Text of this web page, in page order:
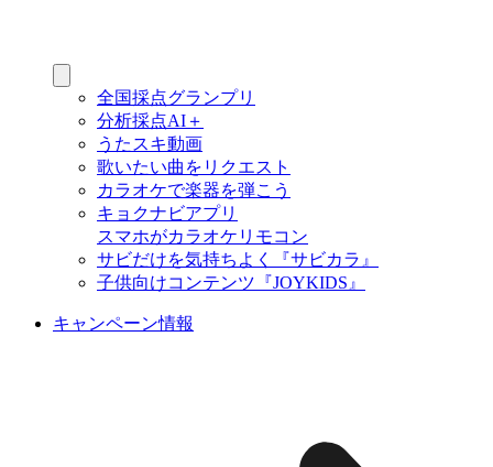
全国採点グランプリ
分析採点AI＋
うたスキ動画
歌いたい曲をリクエスト
カラオケで楽器を弾こう
キョクナビアプリ
スマホがカラオケリモコン
サビだけを気持ちよく『サビカラ』
子供向けコンテンツ『JOYKIDS』
キャンペーン情報